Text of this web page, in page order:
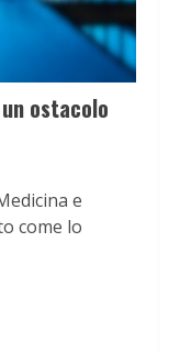
ostacolo
e
come lo